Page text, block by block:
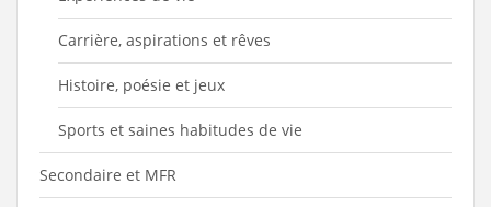
Carrière, aspirations et rêves
Histoire, poésie et jeux
Sports et saines habitudes de vie
Secondaire et MFR